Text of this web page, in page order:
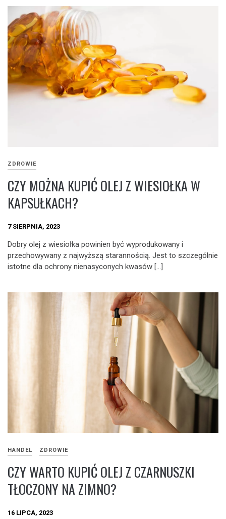
ZDROWIE
CZY MOŻNA KUPIĆ OLEJ Z WIESIOŁKA W
KAPSUŁKACH?
7 SIERPNIA, 2023
Dobry olej z wiesiołka powinien być wyprodukowany i
przechowywany z najwyższą starannością. Jest to szczególnie
istotne dla ochrony nienasyconych kwasów […]
HANDEL ZDROWIE
CZY WARTO KUPIĆ OLEJ Z CZARNUSZKI
TŁOCZONY NA ZIMNO?
16 LIPCA, 2023